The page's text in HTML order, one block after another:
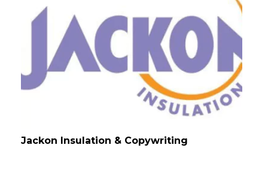
Jackon Insulation & Copywriting